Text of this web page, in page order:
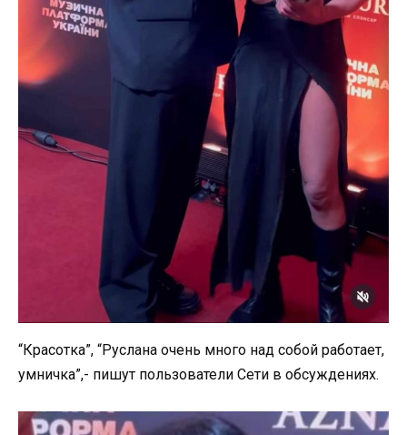
“Красотка”, “Руслана очень много над собой работает,
умничка”,- пишут пользователи Сети в обсуждениях.